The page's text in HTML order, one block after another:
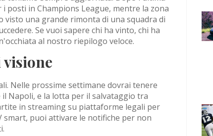
posti in Champions League, mentre la zona
visto una grande rimonta di una squadra di
Se vuoi sapere chi ha vinto, chi ha
al nostro riepilogo veloce.
Nelle prossime settimane dovrai tenere
Napoli, e la lotta per il salvataggio tra
in streaming su piattaforme legali per
smart, puoi attivare le notifiche per non